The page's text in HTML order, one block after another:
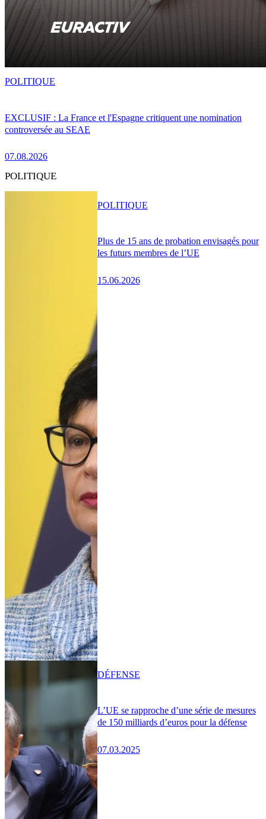
EXCLUSIF : La France et l'Espagne critiquent une nomination
controversée au SEAE
07.08.2026
POLITIQUE
POLITIQUE
Plus de 15 ans de probation envisagés pour
les futurs membres de l’UE
15.06.2026
POLITIQUE
L’UE se rapproche d’une série de mesures
de 150 milliards d’euros pour la défense
07.03.2025
DÉFENSE